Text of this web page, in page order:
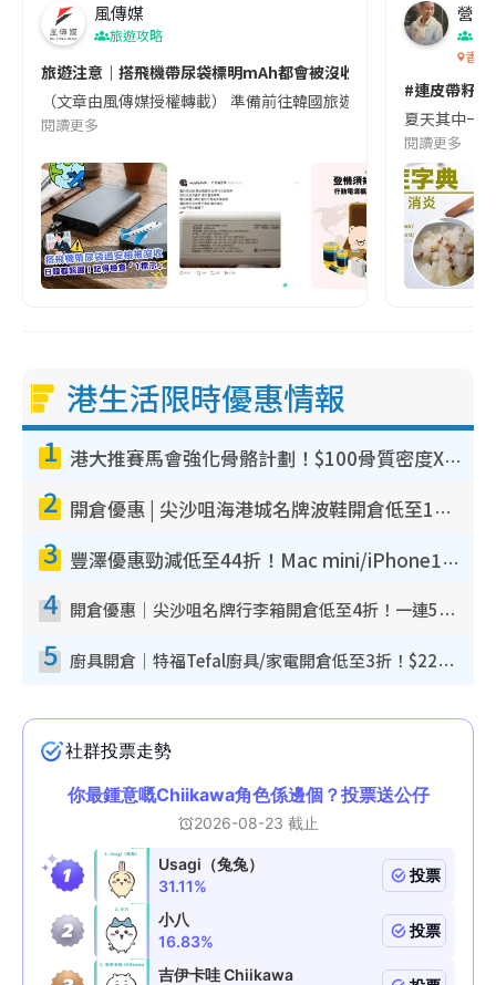
風傳媒
旅遊攻略
旅遊注意｜搭飛機帶尿袋標明mAh都會被沒收😱出發前切記檢查
（文章由風傳媒授權轉載） 準備前往韓國旅遊的民眾，近期要
閱讀更多
營養
香港
#連皮帶籽
夏天其中一
閱讀更多
港生活限時優惠情報
1 港大推賽馬會強化骨骼計劃！$100骨質密度X光檢查 完成免費運動訓練送超市禮券！附參加資格
2 開倉優惠 | 尖沙咀海港城名牌波鞋開倉低至1折！On鞋$899起／Joy&Peace鞋履$98起
3 豐澤優惠勁減低至44折！Mac mini/iPhone17Pro大減價！廚房家電$220起
4 開倉優惠｜尖沙咀名牌行李箱開倉低至4折！一連5日 American Tourister/ace./Hallmark $200起！
5 廚具開倉｜特福Tefal廚具/家電開倉低至3折！$220起買平底鍋/炒鑊/湯煲！電飯煲/吸塵機/燙斗$418起